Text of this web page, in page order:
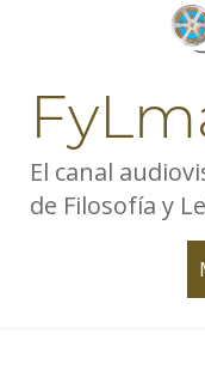
El canal
de Filosofía y